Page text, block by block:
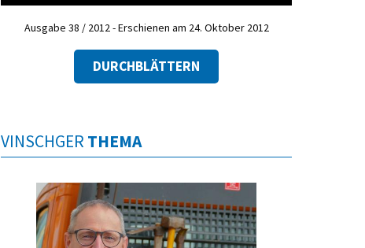
Ausgabe 38 / 2012 - Erschienen am 24. Oktober 2012
DURCHBLÄTTERN
VINSCHGER THEMA